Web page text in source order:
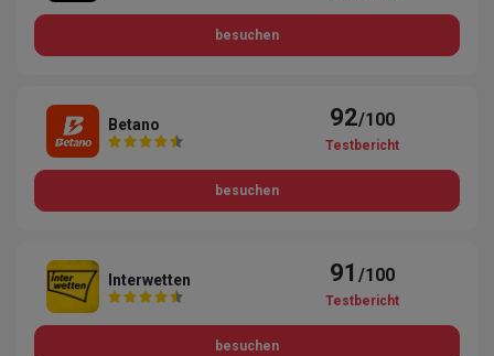
besuchen
Betano 92/100
Testbericht
besuchen
Interwetten 91/100
Testbericht
besuchen